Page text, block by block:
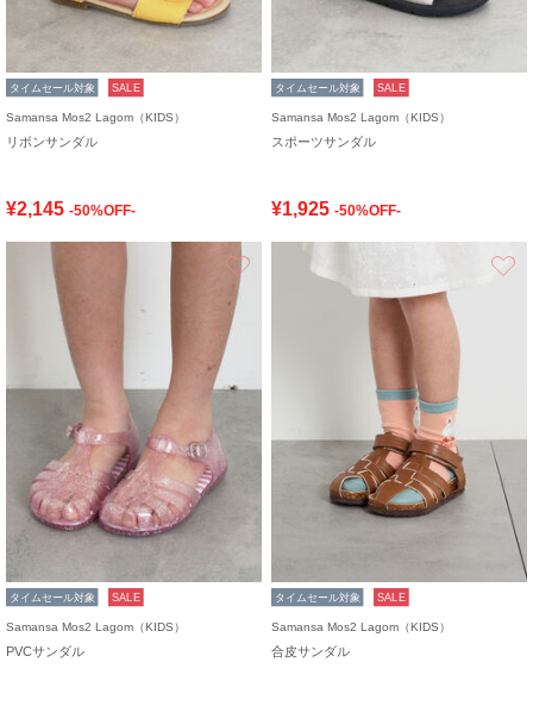
タイムセール対象 SALE
Samansa Mos2 Lagom（KIDS）
リボンサンダル
¥2,145 -50%OFF-
タイムセール対象 SALE
Samansa Mos2 Lagom（KIDS）
スポーツサンダル
¥1,925 -50%OFF-
タイムセール対象 SALE
Samansa Mos2 Lagom（KIDS）
PVCサンダル
タイムセール対象 SALE
Samansa Mos2 Lagom（KIDS）
合皮サンダル